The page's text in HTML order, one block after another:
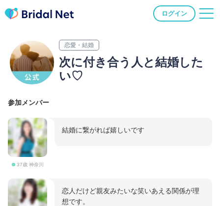
ログイン
恋愛・結婚
次に付き合う人と結婚した
い♡
参加メンバー
37歳 神奈川
結婚に繋がれば嬉しいです
恋人だけど親友みたいな笑いあえる関係が理
想です。